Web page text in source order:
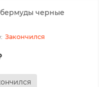
черные
Закончился